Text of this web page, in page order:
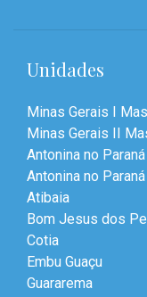
Unidades
Minas Gerais I
Minas Gerais II
Antonina no
Antonina no
Atibaia
Bom Jesus dos
Cotia
Embu Guaçu
Guararema